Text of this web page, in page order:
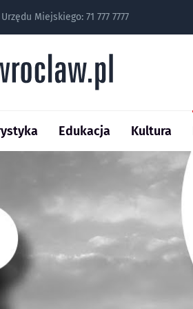
Miejskiego: 71 777 7777
Edukacja Kultura